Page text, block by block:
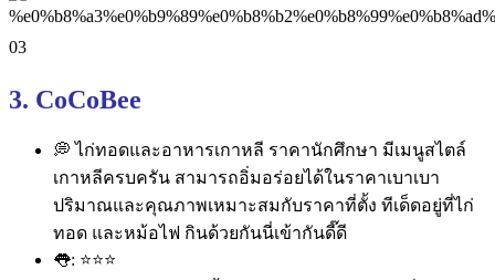
3. CoCoBee
💭 ไก่ทอดและอาหารเกาหลี ราคานักศึกษา มีเมนูสไตล์
เกาหลีครบครัน สามารถอิ่มอร่อยได้ในราคาเบาเบา
ปริมาณและคุณภาพเหมาะสมกับราคาที่ตั้ง ทีเด็ดอยู่ที่ไก่
ทอด และหม้อไฟ กินด้วยกันนี่เข้ากันดี๊ดี
👅: ⭐⭐⭐